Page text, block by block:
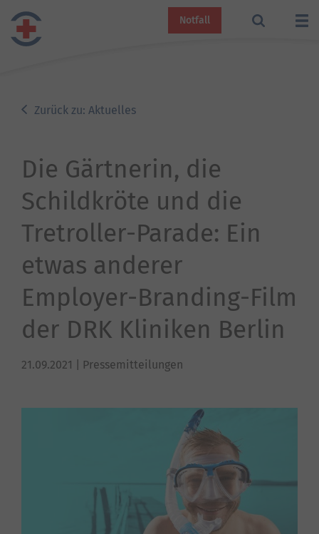
Notfall
Zurück zu: Aktuelles
Die Gärtnerin, die
Schildkröte und die
Tretroller-Parade: Ein
etwas anderer
Employer-Branding-Film
der DRK Kliniken Berlin
21.09.2021 | Pressemitteilungen